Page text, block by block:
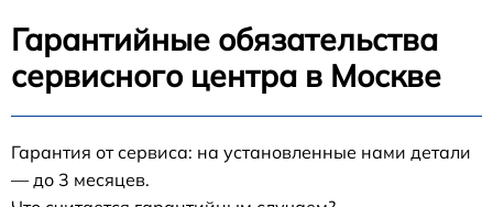
Гарантийные обязательства
сервисного центра в Москве
Гарантия от сервиса: на установленные нами детали
— до 3 месяцев.